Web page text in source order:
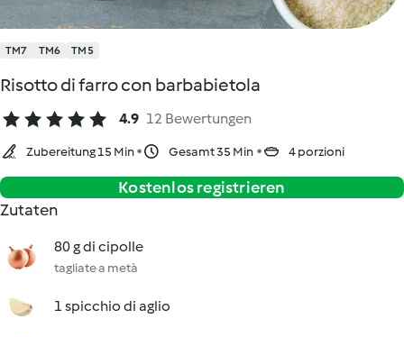
TM7 TM6 TM5
Risotto di farro con barbabietola
4.9 12 Bewertungen
Zubereitung 15 Min Gesamt 35 Min 4 porzioni
Kostenlos registrieren
Zutaten
80 g di cipolle
tagliate a metà
1 spicchio di aglio